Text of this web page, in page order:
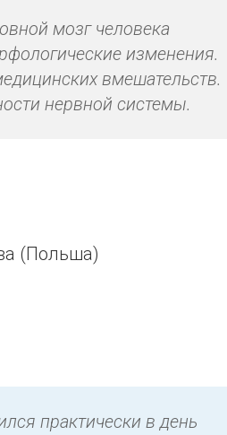
мозг человека
изменения.
вмешательств.
нервной системы.
(Польша)
практически в день